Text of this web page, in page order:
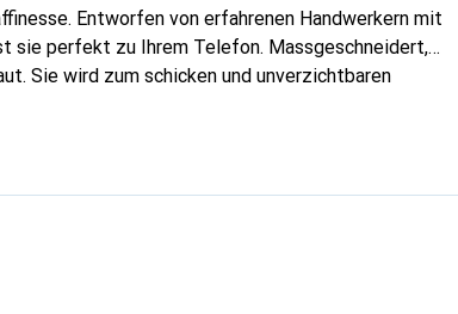
Entworfen von erfahrenen Handwerkern mit
sie perfekt zu Ihrem Telefon. Massgeschneidert,
Sie wird zum schicken und unverzichtbaren